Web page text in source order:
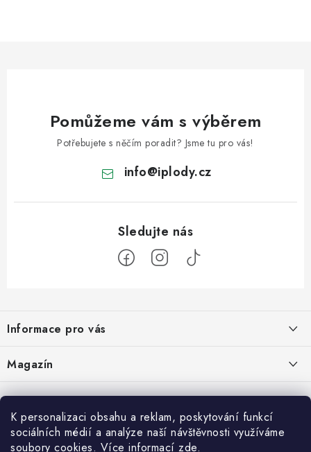
K personalizaci obsahu a reklam, poskytování funkcí
sociálních médií a analýze naší návštěvnosti využíváme
soubory cookies. Více informací zde.
Pomůžeme vám s výběrem
Potřebujete s něčím poradit? Jsme tu pro vás!
info@iplody.cz
p
a
t
í
Informace pro vás
Doprava a platba
Velkoobchod
Reklamace a vrácení zboží
Magazín
Kombucha – osvěžující nápoj pro zdravé zažívání
Konjak: Rostlina, která dala hubnutí a zdravému životnímu stylu nový
Nákupní košík